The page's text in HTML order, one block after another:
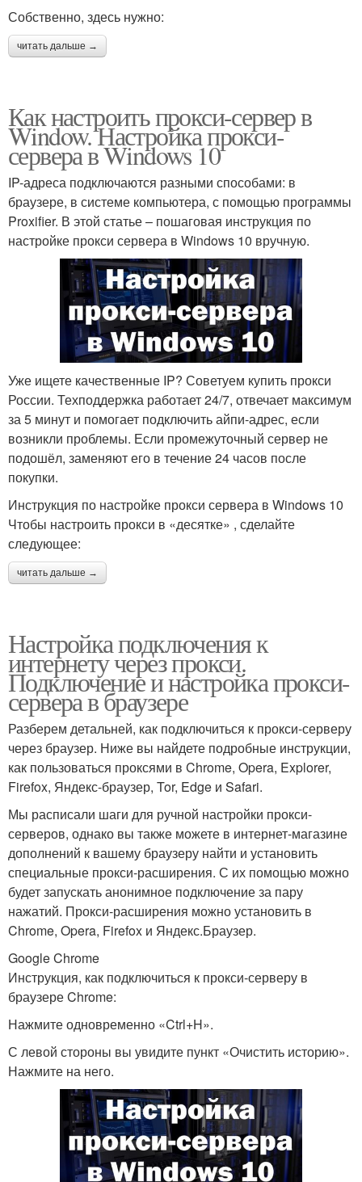
Собственно, здесь нужно:
читать дальше →
Как настроить прокси-сервер в
Window. Настройка прокси-
сервера в Windows 10
IP-адреса подключаются разными способами: в
браузере, в системе компьютера, с помощью программы
Proxifier. В этой статье – пошаговая инструкция по
настройке прокси сервера в Windows 10 вручную.
Уже ищете качественные IP? Советуем купить прокси
России. Техподдержка работает 24/7, отвечает максимум
за 5 минут и помогает подключить айпи-адрес, если
возникли проблемы. Если промежуточный сервер не
подошёл, заменяют его в течение 24 часов после
покупки.
Инструкция по настройке прокси сервера в Windows 10
Чтобы настроить прокси в «десятке» , сделайте
следующее:
читать дальше →
Настройка подключения к
интернету через прокси.
Подключение и настройка прокси-
сервера в браузере
Разберем детальней, как подключиться к прокси-серверу
через браузер. Ниже вы найдете подробные инструкции,
как пользоваться проксями в Chrome, Opera, Explorer,
Firefox, Яндекс-браузер, Tor, Edge и Safari.
Мы расписали шаги для ручной настройки прокси-
серверов, однако вы также можете в интернет-магазине
дополнений к вашему браузеру найти и установить
специальные прокси-расширения. С их помощью можно
будет запускать анонимное подключение за пару
нажатий. Прокси-расширения можно установить в
Chrome, Opera, Firefox и Яндекс.Браузер.
Google Chrome
Инструкция, как подключиться к прокси-серверу в
браузере Chrome:
Нажмите одновременно «Ctrl+H».
С левой стороны вы увидите пункт «Очистить историю».
Нажмите на него.